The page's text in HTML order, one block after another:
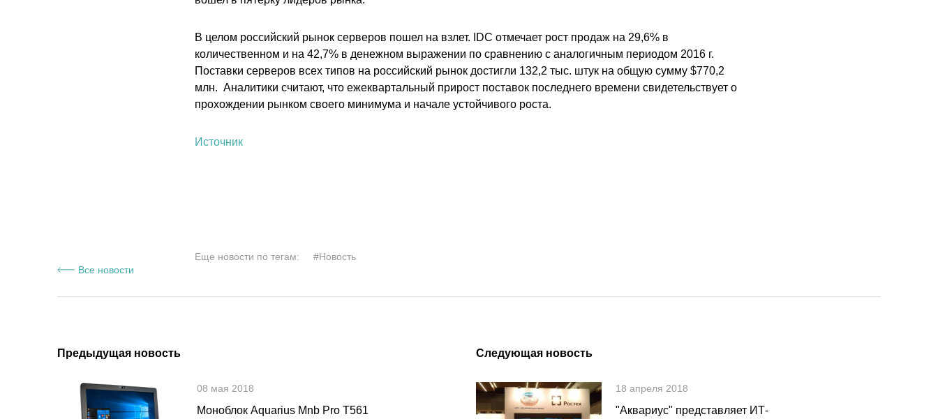
Все новости
В целом российский рынок серверов пошел на взлет. IDC отмечает рост продаж на 29,6% в
количественном и на 42,7% в денежном выражении по сравнению с аналогичным периодом 2016 г.
Поставки серверов всех типов на российский рынок достигли 132,2 тыс. штук на общую сумму $770,2
млн. Аналитики считают, что ежеквартальный прирост поставок последнего времени свидетельствует о
прохождении рынком своего минимума и начале устойчивого роста.
Источник
Еще новости по тегам: #Новость
Предыдущая новость
08 мая 2018
Моноблок Aquarius Mnb Pro T561
Следующая новость
18 апреля 2018
"Аквариус" представляет ИТ-